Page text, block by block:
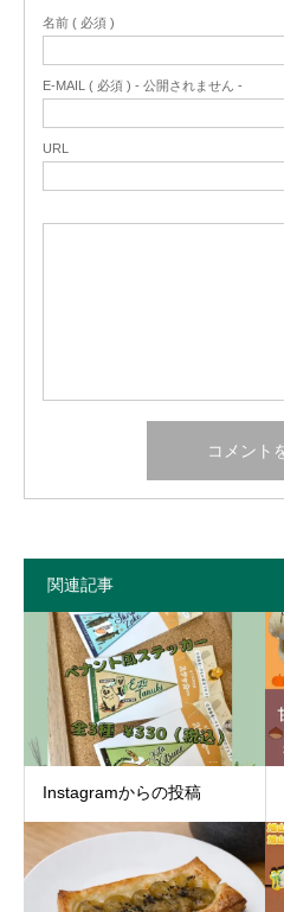
名前 ( 必須 )
E-MAIL ( 必須 ) - 公開されません -
URL
関連記事
Instagramからの投稿